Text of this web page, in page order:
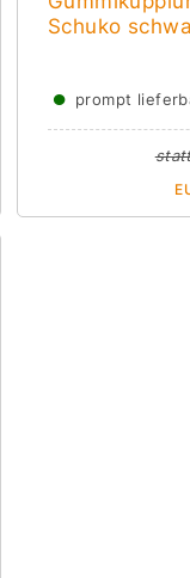
Schuko
● prompt